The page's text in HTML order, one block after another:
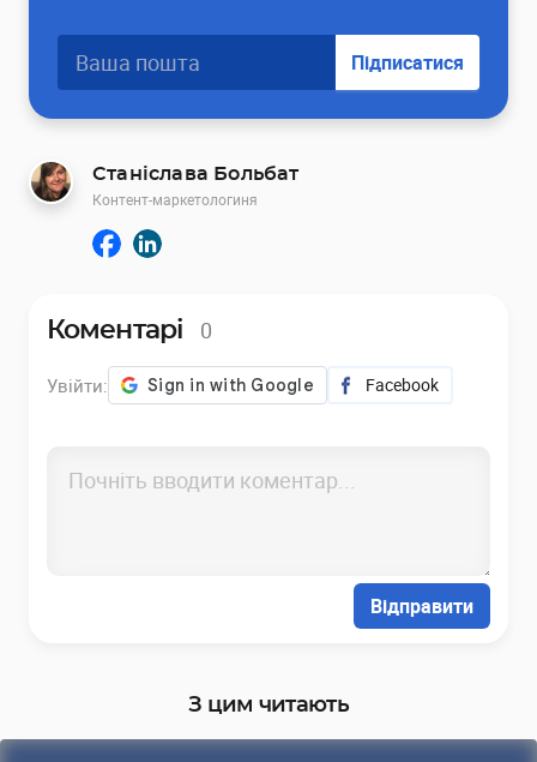
Підписатися
Станіслава Больбат
Контент-маркетологиня
Коментарі 0
Увійти: Facebook
Відправити
З цим читають